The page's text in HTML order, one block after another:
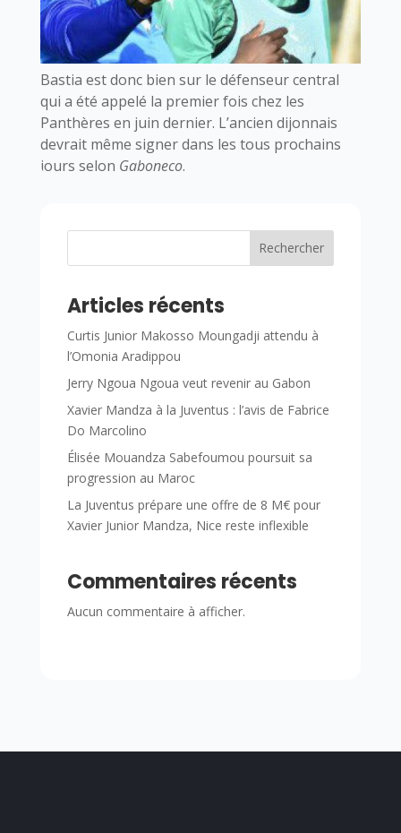
Bastia est donc bien sur le défenseur central
qui a été appelé la premier fois chez les
Panthères en juin dernier. L’ancien dijonnais
devrait même signer dans les tous prochains
jours selon Gaboneco.
Rechercher
Articles récents
Curtis Junior Makosso Moungadji attendu à
l’Omonia Aradippou
Jerry Ngoua Ngoua veut revenir au Gabon
Xavier Mandza à la Juventus : l’avis de Fabrice
Do Marcolino
Élisée Mouandza Sabefoumou poursuit sa
progression au Maroc
La Juventus prépare une offre de 8 M€ pour
Xavier Junior Mandza, Nice reste inflexible
Commentaires récents
Aucun commentaire à afficher.